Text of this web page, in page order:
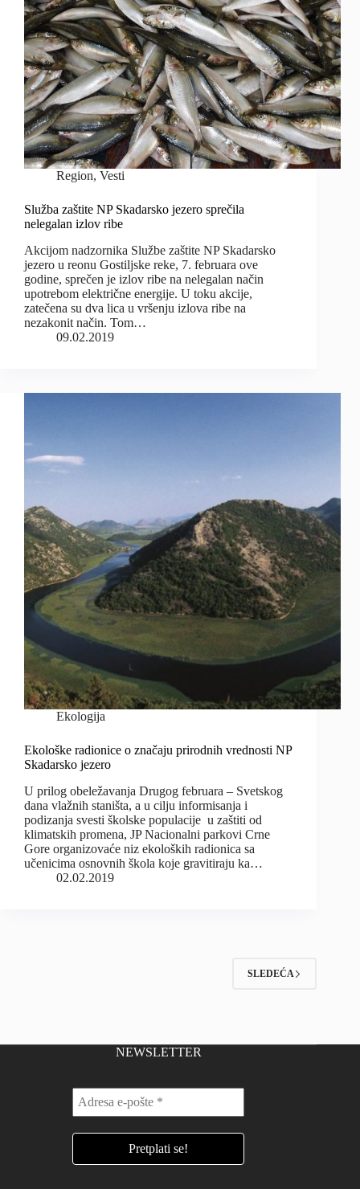
Region, Vesti
Služba zaštite NP Skadarsko jezero sprečila
nelegalan izlov ribe
Akcijom nadzornika Službe zaštite NP Skadarsko
jezero u reonu Gostiljske reke, 7. februara ove
godine, sprečen je izlov ribe na nelegalan način
upotrebom električne energije. U toku akcije,
zatečena su dva lica u vršenju izlova ribe na
nezakonit način. Tom…
09.02.2019
Ekologija
Ekološke radionice o značaju prirodnih vrednosti NP
Skadarsko jezero
U prilog obeležavanja Drugog februara – Svetskog
dana vlažnih staništa, a u cilju informisanja i
podizanja svesti školske populacije u zaštiti od
klimatskih promena, JP Nacionalni parkovi Crne
Gore organizovaće niz ekoloških radionica sa
učenicima osnovnih škola koje gravitiraju ka…
02.02.2019
SLEDEĆA
NEWSLETTER